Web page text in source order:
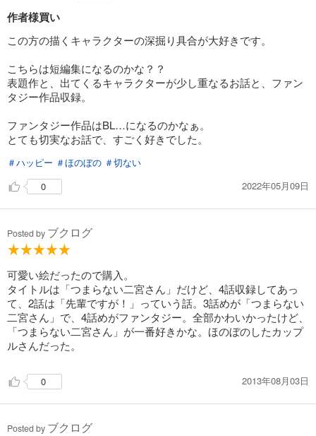
作者様買い
この方の描くキャラクターの深掘り具合が大好きです。
こちらは短編集になるのかな？？
表題作と、出てくるキャラクターが少し重なるお話と、ファン
タジー作品収録。
ファンタジー作品はBL…になるのかなぁ。
とても切実なお話で、すごく好きでした。
＃ハッピー ＃ほのぼの ＃切ない
0
2022年05月09日
Posted by ブクログ
可愛い絵だったので購入。
タイトルは「つまらない二宮さん」だけど、4話収録してあっ
て、2話は「先輩ですが！」っていう話。3話めが「つまらない
二宮さん」で、4話めがファンタジー。全部かわいかったけど、
「つまらない二宮さん」が一番好きかな。ほのぼのしたカップ
ルさんだった。
0 2013年08月03日
Posted by ブクログ